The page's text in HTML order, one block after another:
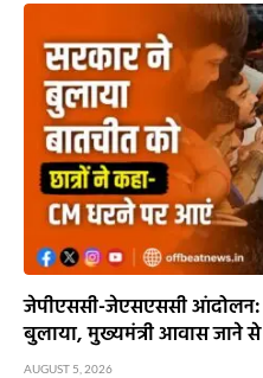
जेपीएससी-जेएसएससी आंदोलन:
बुलाया, मुख्यमंत्री आवास जाने
AUGUST 5, 2026